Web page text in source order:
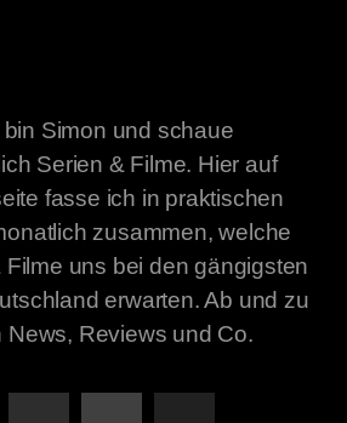
bin Simon und schaue
Serien & Filme. Hier auf
fasse ich in praktischen
zusammen, welche
uns bei den gängigsten
erwarten. Ab und zu
News, Reviews und Co.